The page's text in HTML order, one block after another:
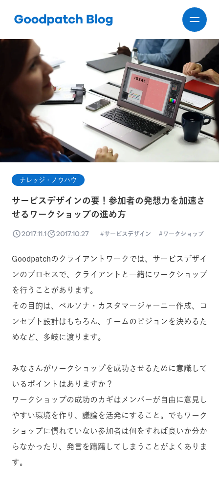
ナレッジ・ノウハウ
サービスデザインの要！参加者の発想力を加速さ
せるワークショップの進め方
2017.11.1 2017.10.27 サービスデザイン ワークショップ
Goodpatchのクライアントワークでは、サービスデザイ
ンのプロセスで、クライアントと一緒にワークショップ
を行うことがあります。
その目的は、ペルソナ・カスタマージャーニー作成、コ
ンセプト設計はもちろん、チームのビジョンを決めるた
めなど、多岐に渡ります。
みなさんがワークショップを成功させるために意識して
いるポイントはありますか？
ワークショップの成功のカギはメンバーが自由に意見し
やすい環境を作り、議論を活発にすること。でもワーク
ショップに慣れていない参加者は何をすれば良いか分か
らなかったり、発言を躊躇してしまうことがよくありま
す。